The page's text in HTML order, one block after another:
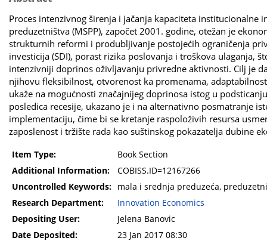
Proces intenzivnog širenja i jačanja kapaciteta
preduzetništva (MSPP), započet 2001. godine, otežan je
strukturnih reformi i produbljivanje postojećih ograničenja
investicija (SDI), porast rizika poslovanja i troškova ulaganja,
intenzivniji doprinos oživljavanju privredne aktivnosti. Cilj je
njihovu fleksibilnost, otvorenost ka promenama,
ukaže na mogućnosti značajnijeg doprinosa istog u
posledica recesije, ukazano je i na alternativno posmatranje
implementaciju, čime bi se kretanje raspoloživih resursa
zaposlenost i tržište rada kao suštinskog pokazatelja dubine
Item Type:
Book Section
Additional Information:
COBISS.ID=12167266
Uncontrolled Keywords:
mala i srednja preduzeća,
Research Department:
Innovation Economics
Depositing User:
Jelena Banovic
Date Deposited:
23 Jan 2017 08:30